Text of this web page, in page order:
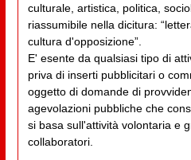
culturale, artistica, politica,
riassumibile nella dicitura:
cultura d'opposizione”.
E' esente da qualsiasi tipo di
priva di inserti pubblicitari o
oggetto di domande di
agevolazioni pubbliche che
si basa sull'attività volontaria e
collaboratori.